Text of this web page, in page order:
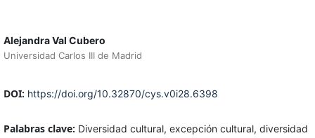
Alejandra Val Cubero
Universidad Carlos III de Madrid
DOI: https://doi.org/10.32870/cys.v0i28.6398
Palabras clave: Diversidad cultural, excepción cultural, diversidad